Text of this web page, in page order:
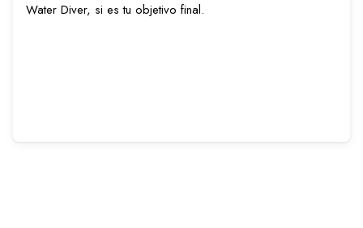
Water Diver, si es tu objetivo final.